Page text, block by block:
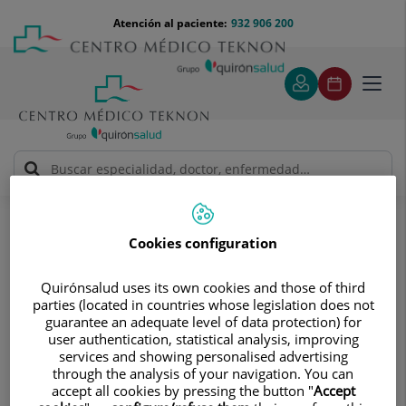
contenido
Menú
teléfono
cabecera
932 906 200
Atención al paciente:
SandraPujadas Olano
FACULTATIVO ESPECIALISTA CARDIOLOGÍA
Cookies configuration
Quirónsalud uses its own cookies and those of third
parties (located in countries whose legislation does not
guarantee an adequate level of data protection) for
user authentication, statistical analysis, improving
services and showing personalised advertising
through the analysis of your navigation. You can
accept all cookies by pressing the button "Accept